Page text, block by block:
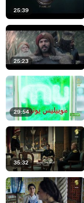
25:39
25:23
29:54
35:32